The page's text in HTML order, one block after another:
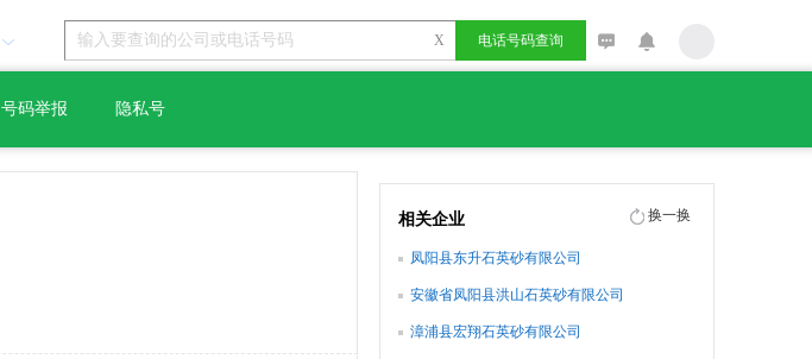
X 电话号码查询
号码举报 隐私号
相关企业 换一换
凤阳县东升石英砂有限公司
安徽省凤阳县洪山石英砂有限公司
漳浦县宏翔石英砂有限公司